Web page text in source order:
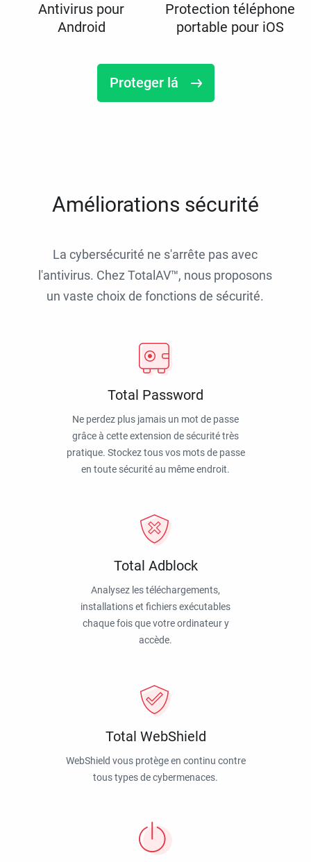
Antivirus pour
Android
Protection téléphone
portable pour iOS
Proteger lá
Améliorations sécurité
La cybersécurité ne s'arrête pas avec
l'antivirus. Chez TotalAV™, nous proposons
un vaste choix de fonctions de sécurité.
Total Password
Ne perdez plus jamais un mot de passe
grâce à cette extension de sécurité très
pratique. Stockez tous vos mots de passe
en toute sécurité au même endroit.
Total Adblock
Analysez les téléchargements,
installations et fichiers exécutables
chaque fois que votre ordinateur y
accède.
Total WebShield
WebShield vous protège en continu contre
tous types de cybermenaces.